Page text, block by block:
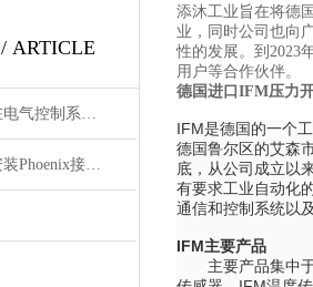
/ ARTICLE
菲尼克斯继电器在电气控制系统中的应用
如何正确选择和安装Phoenix接插件以确保其性能？
添沐工业旨在将德
业，同时公司也向
性的发展。到2023
用户等合作伙伴。
德国进口IFM压力
IFM是德国的一个
德国鲁尔区的艾森
底，从公司成立以
有要求工业自动化
通信和控制系统以
IFM主要产品
主要产品集中于